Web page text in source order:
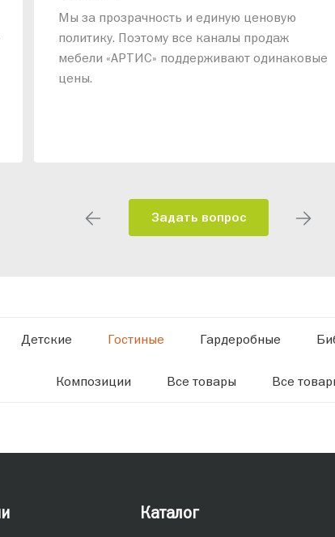
Мы за прозрачность и единую ценовую
политику. Поэтому все каналы продаж
мебели «АРТИС» поддерживают одинаковые
цены.
Задать вопрос
Детские Гостиные Гардеробные
Композиции Все товары Все
Каталог